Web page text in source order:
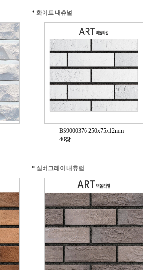
* 화이트 내츄널
BS9000376 250x75x12mm
40장
* 실버그레이 내츄럴